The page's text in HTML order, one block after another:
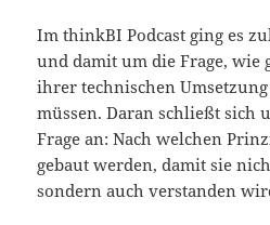
Im thinkBI Podcast ging es
und damit um die Frage, wie
ihrer technischen
müssen. Daran schließt sich
Frage an: Nach welchen
gebaut werden, damit sie
sondern auch verstanden